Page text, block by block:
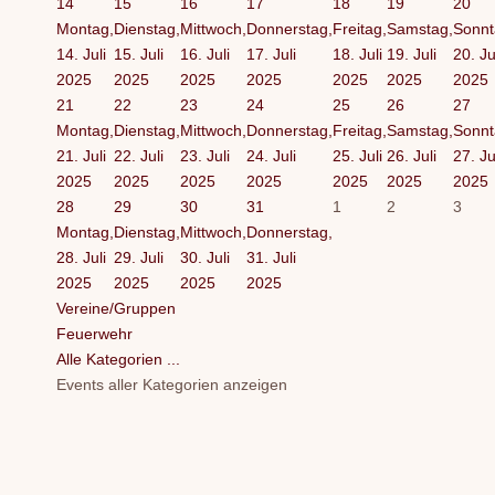
Montag,
14. Juli
2025
Dienstag,
15. Juli
2025
Mittwoch,
16. Juli
2025
Donnerstag,
17. Juli
2025
Freitag,
18. Juli
2025
Samstag,
19. Juli
2025
20.
2025
21
Montag,
21. Juli
2025
22
Dienstag,
22. Juli
2025
23
Mittwoch,
23. Juli
2025
24
Donnerstag,
24. Juli
2025
25
Freitag,
25. Juli
2025
26
Samstag,
26. Juli
2025
27
27.
2025
28
Montag,
28. Juli
2025
29
Dienstag,
29. Juli
2025
30
Mittwoch,
30. Juli
2025
31
Donnerstag,
31. Juli
2025
1 2 3
Vereine/Gruppen
Feuerwehr
Alle Kategorien ...
Events aller Kategorien anzeigen